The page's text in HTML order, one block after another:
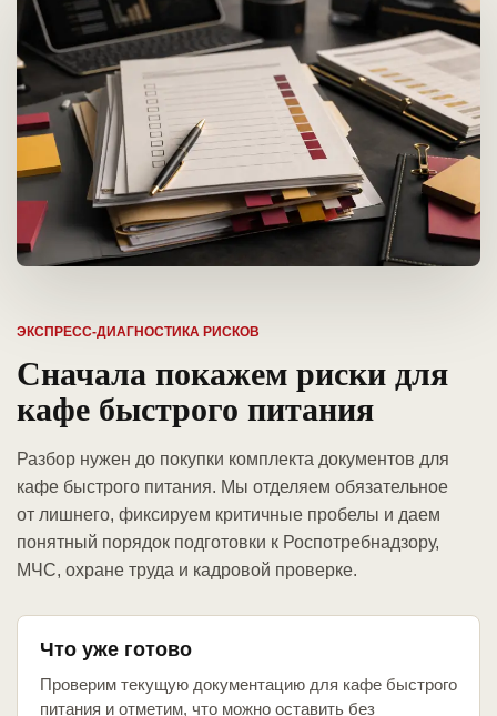
ЭКСПРЕСС-ДИАГНОСТИКА РИСКОВ
Сначала покажем риски для
кафе быстрого питания
Разбор нужен до покупки комплекта документов для
кафе быстрого питания. Мы отделяем обязательное
от лишнего, фиксируем критичные пробелы и даем
понятный порядок подготовки к Роспотребнадзору,
МЧС, охране труда и кадровой проверке.
Что уже готово
Проверим текущую документацию для кафе быстрого
питания и отметим, что можно оставить без